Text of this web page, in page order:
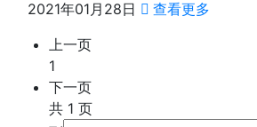
2021年01月28日
查看更多
上一页
1
下一页
共 1 页